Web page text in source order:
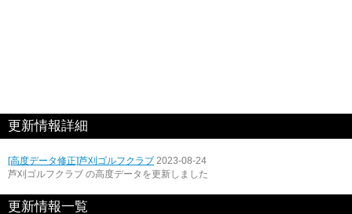
更新情報詳細
[高度データ修正]芦刈ゴルフクラブ 2023-08-24
芦刈ゴルフクラブ の高度データを更新しました
更新情報一覧